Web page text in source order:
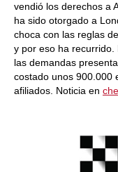
vendió los derechos a
ha sido otorgado a
choca con las reglas
y por eso ha
las demandas
costado unos 900.000
afiliados. Noticia en